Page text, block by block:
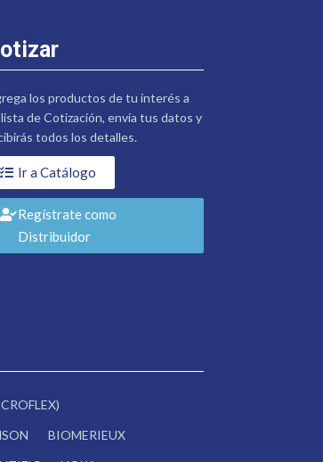
los productos de tu interés a
de Cotización, envía tus datos y
todos los detalles.
Ir a Catálogo
Regístrate como
Distribuidor
BIOMERIEUX